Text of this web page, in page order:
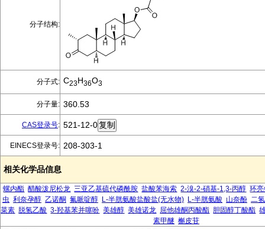
分子结构:
分子式: C23H36O3
分子量: 360.53
CAS登录号: 521-12-0
EINECS登录号: 208-303-1
相关化学品信息
螺内酯 醋酸泼尼松龙 三亚乙基硫代磷酰胺 盐酸苯海索 2-溴-2-硝基-1,3-丙醇 环
虫 利奈孕醇 乙诺酮 氟哌啶醇 L-半胱氨酸盐酸盐(无水物) L-半胱氨酸 山奈酚 二
菜素 脱氢乙酸 3-羟基苯并噻吩 美雄醇 美雄诺龙 屈他雄酮丙酸酯 胆固醇丁酸酯
素甲醚 槲皮苷